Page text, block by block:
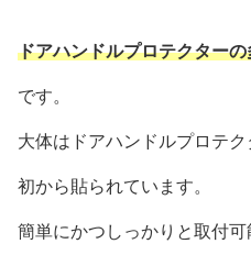
ドアハンドルプロテクター
です。
大体はドアハンドルプロテ
初から貼られています。
簡単にかつしっかりと取付可